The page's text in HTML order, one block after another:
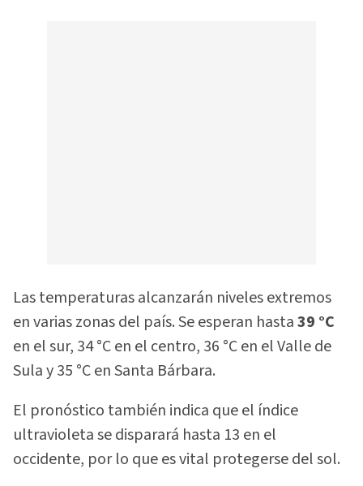
Las temperaturas alcanzarán niveles extremos
en varias zonas del país. Se esperan hasta39 °C
en el sur, 34 °C en el centro, 36 °C en el Valle de
Sula y 35 °C en Santa Bárbara.
El pronóstico también indica que el índice
ultravioleta se disparará hasta 13 en el
occidente, por lo que es vital protegerse del sol.